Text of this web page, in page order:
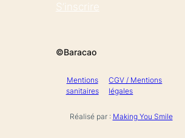
S’inscrire
©Baracao
Mentions
sanitaires
CGV / Mentions
légales
Réalisé par : Making You Smile